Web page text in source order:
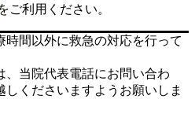
ご利用ください。
時間以外に救急の対応を行って
、当院代表電話にお問い合わ
くださいますようお願いしま